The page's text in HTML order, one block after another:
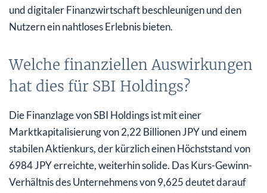
und digitaler Finanzwirtschaft beschleunigen und den
Nutzern ein nahtloses Erlebnis bieten.
Welche finanziellen Auswirkungen
hat dies für SBI Holdings?
Die Finanzlage von SBI Holdings ist mit einer
Marktkapitalisierung von 2,22 Billionen JPY und einem
stabilen Aktienkurs, der kürzlich einen Höchststand von
6984 JPY erreichte, weiterhin solide. Das Kurs-Gewinn-
Verhältnis des Unternehmens von 9,625 deutet darauf